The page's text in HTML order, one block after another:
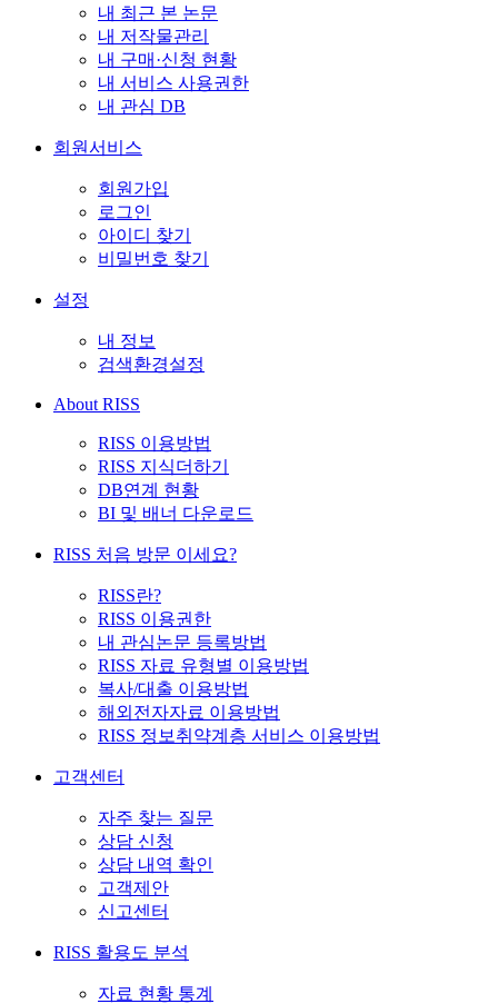
내 최근 본 논문
내 저작물관리
내 구매·신청 현황
내 서비스 사용권한
내 관심 DB
회원서비스
회원가입
로그인
아이디 찾기
비밀번호 찾기
설정
내 정보
검색환경설정
About RISS
RISS 이용방법
RISS 지식더하기
DB연계 현황
BI 및 배너 다운로드
RISS 처음 방문 이세요?
RISS란?
RISS 이용권한
내 관심논문 등록방법
RISS 자료 유형별 이용방법
복사/대출 이용방법
해외전자자료 이용방법
RISS 정보취약계층 서비스 이용방법
고객센터
자주 찾는 질문
상담 신청
상담 내역 확인
고객제안
신고센터
RISS 활용도 분석
자료 현황 통계